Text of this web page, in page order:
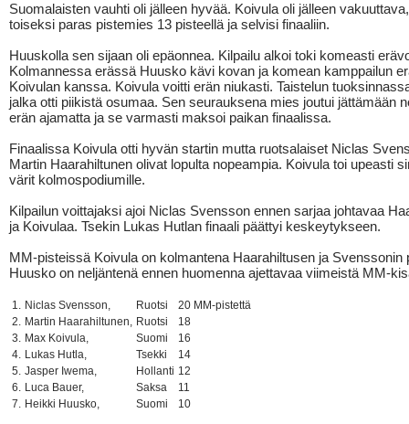
Suomalaisten vauhti oli jälleen hyvää. Koivula oli jälleen
toiseksi paras pistemies 13 pisteellä ja selvisi finaaliin.
Huuskolla sen sijaan oli epäonnea. Kilpailu alkoi toki komeasti
Kolmannessa erässä Huusko kävi kovan ja komean kamppailun
Koivulan kanssa. Koivula voitti erän niukasti. Taistelun
jalka otti piikistä osumaa. Sen seurauksena mies joutui jättämään
erän ajamatta ja se varmasti maksoi paikan finaalissa.
Finaalissa Koivula otti hyvän startin mutta ruotsalaiset Niclas
Martin Haarahiltunen olivat lopulta nopeampia. Koivula toi upeasti
värit kolmospodiumille.
Kilpailun voittajaksi ajoi Niclas Svensson ennen sarjaa johtavaa
ja Koivulaa. Tsekin Lukas Hutlan finaali päättyi keskeytykseen.
MM-pisteissä Koivula on kolmantena Haarahiltusen ja Svenssonin
Huusko on neljäntenä ennen huomenna ajettavaa viimeistä MM-
1. Niclas Svensson, Ruotsi
20 MM-pistettä
2. Martin Haarahiltunen, Ruotsi
18
3. Max Koivula, Suomi
16
4. Lukas Hutla, Tsekki
14
5. Jasper Iwema, Hollanti 12
6. Luca Bauer, Saksa
11
7. Heikki Huusko, Suomi 10